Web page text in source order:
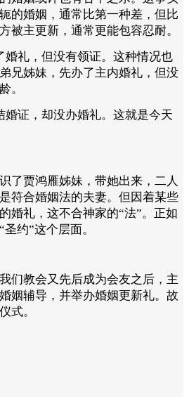
的婚姻，通常比第一种差，但比
被主更新，通常更能包容忍耐。
婚礼，但没有领证。这种情况也
兄姊妹，先办了主内婚礼，但没
。
婚证，却没办婚礼。这就是今天
了贾鸿雁姊妹，带她出来，二人
符合婚姻法的夫妻。但因着某些
婚礼，这不合神家的“法”。正如
约”这个层面。
们教会又先后成为会友之后，主
姻辅导，并举办婚姻更新礼。故
式。